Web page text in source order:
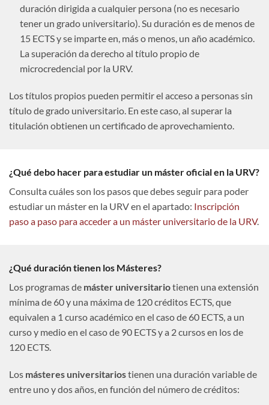
duración dirigida a cualquier persona (no es necesario
tener un grado universitario). Su duración es de menos de
15 ECTS y se imparte en, más o menos, un año académico.
La superación da derecho al título propio de
microcredencial por la URV.
Los títulos propios pueden permitir el acceso a personas sin
título de grado universitario. En este caso, al superar la
titulación obtienen un certificado de aprovechamiento.
¿Qué debo hacer para estudiar un máster oficial en la URV?
Consulta cuáles son los pasos que debes seguir para poder
estudiar un máster en la URV en el apartado: Inscripción
paso a paso para acceder a un máster universitario de la URV.
¿Qué duración tienen los Másteres?
Los programas de máster universitariotienen una extensión
mínima de 60 y una máxima de 120 créditos ECTS, que
equivalen a 1 curso académico en el caso de 60 ECTS, a un
curso y medio en el caso de 90 ECTS y a 2 cursos en los de
120 ECTS.
Los másteres universitariostienen una duración variable de
entre uno y dos años, en función del número de créditos: